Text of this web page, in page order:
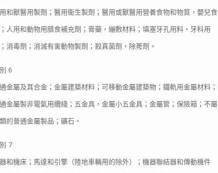
和獸醫用製劑；醫用衞生製劑；醫用或獸醫用營養食物和物質，嬰兒食
人用和動物用膳食補充劑；膏藥，繃敷材料；填塞牙孔用料，牙科用
消毒劑；消滅有害動物製劑；殺真菌劑，除莠劑。
6
金屬及其合金；金屬建築材料；可移動金屬建築物；鐵軌用金屬材料；
金屬製非電氣用纜綫；五金具，金屬小五金具；金屬管；保險箱；不屬
的普通金屬製品；礦石。
7
和機床；馬達和引擎（陸地車輛用的除外）；機器聯結器和傳動機件